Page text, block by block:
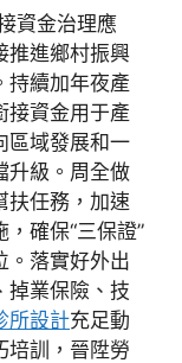
資金治理應
推進鄉村振興
持續加年夜產
接資金用于產
區域發展和一
升級。周全做
扶任務，加速
確保“三保證”
。落實好外出
掉業保險、技
所設計充足動
培訓，晉陞勞